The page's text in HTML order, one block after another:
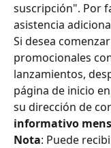
suscripción". Por
asistencia
Si desea
promocionales
lanzamientos,
página de inicio en
su dirección de
informativo
Nota: Puede